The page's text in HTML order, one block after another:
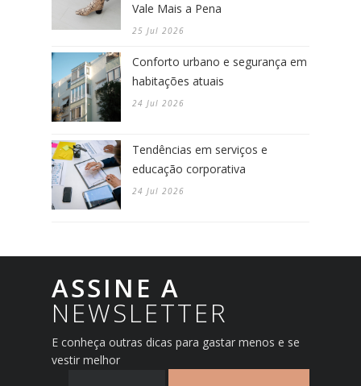
Vale Mais a Pena
25 Jul 2026
Conforto urbano e segurança em
habitações atuais
24 Jul 2026
Tendências em serviços e
educação corporativa
24 Jul 2026
ASSINE A
NEWSLETTER
E conheça outras dicas para gastar menos e se
vestir melhor